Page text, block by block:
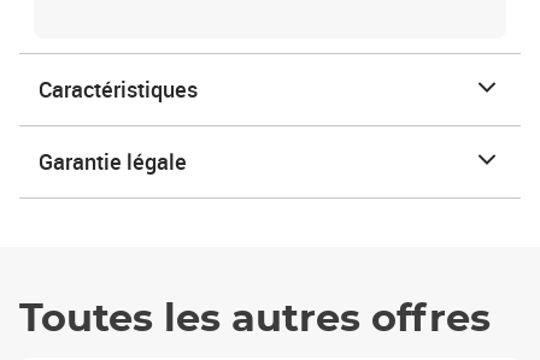
Caractéristiques
Garantie légale
Toutes les autres offres